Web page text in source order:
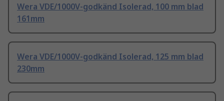
Wera VDE/1000V-godkänd Isolerad, 100 mm blad
161mm
Wera VDE/1000V-godkänd Isolerad, 125 mm blad
230mm